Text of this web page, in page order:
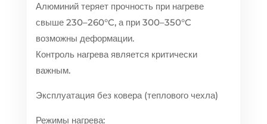
Алюминий теряет прочность при нагреве
свыше 230–260°C, а при 300–350°C
возможны деформации.
Контроль нагрева является критически
важным.
Эксплуатация без ковера (теплового чехла)
Режимы нагрева: